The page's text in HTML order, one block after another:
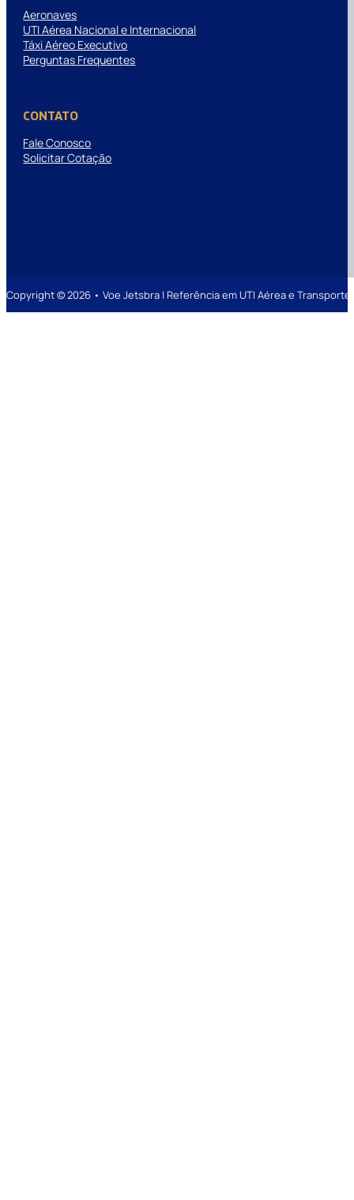
Aeronaves
UTI Aérea Nacional e Internacional
Táxi Aéreo Executivo
Perguntas Frequentes
CONTATO
Fale Conosco
Solicitar Cotação
Copyright © 2026 • Voe Jetsbra | Referência em UTI Aérea e